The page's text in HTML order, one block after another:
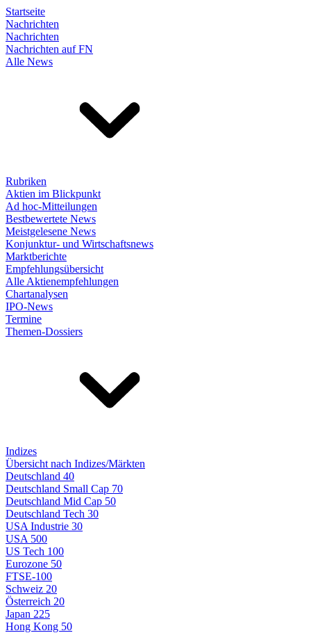
Startseite
Nachrichten
Nachrichten
Nachrichten auf FN
Alle News
Rubriken
Aktien im Blickpunkt
Ad hoc-Mitteilungen
Bestbewertete News
Meistgelesene News
Konjunktur- und Wirtschaftsnews
Marktberichte
Empfehlungsübersicht
Alle Aktienempfehlungen
Chartanalysen
IPO-News
Termine
Themen-Dossiers
Indizes
Übersicht nach Indizes/Märkten
Deutschland 40
Deutschland Small Cap 70
Deutschland Mid Cap 50
Deutschland Tech 30
USA Industrie 30
USA 500
US Tech 100
Eurozone 50
FTSE-100
Schweiz 20
Österreich 20
Japan 225
Hong Kong 50